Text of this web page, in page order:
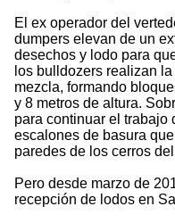
El ex operador del
dumpers elevan de un
desechos y lodo para
los bulldozers realizan
mezcla, formando
y 8 metros de altura.
para continuar el trabajo
escalones de basura
paredes de los cerros
Pero desde marzo de
recepción de lodos en